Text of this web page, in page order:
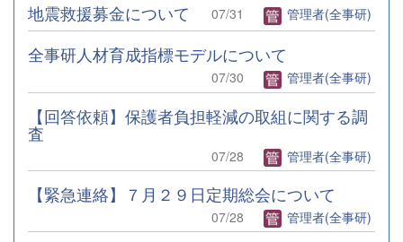
地震救援募金について 07/31 管理者(全事研)
全事研人材育成指標モデルについて
07/30 管理者(全事研)
【回答依頼】保護者負担軽減の取組に関する調
査
07/28 管理者(全事研)
【緊急連絡】７月２９日定期総会について
07/28 管理者(全事研)